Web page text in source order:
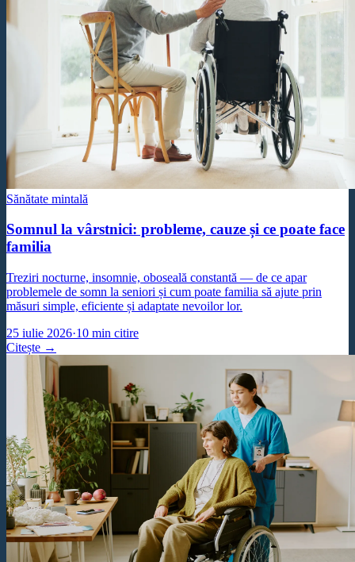
Sănătate mintală
Somnul la vârstnici: probleme, cauze și ce poate face
familia
Treziri nocturne, insomnie, oboseală constantă — de ce apar
problemele de somn la seniori și cum poate familia să ajute prin
măsuri simple, eficiente și adaptate nevoilor lor.
25 iulie 2026·10 min citire
Citește →